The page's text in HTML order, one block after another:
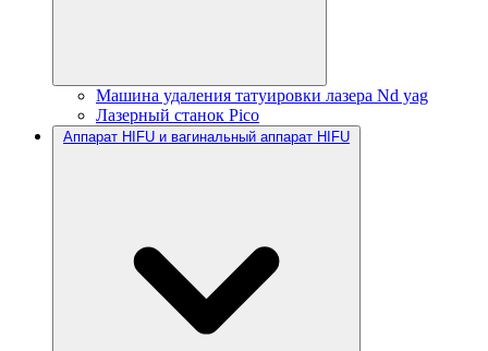
Машина удаления татуировки лазера Nd yag
Лазерный станок Pico
Аппарат HIFU и вагинальный аппарат HIFU